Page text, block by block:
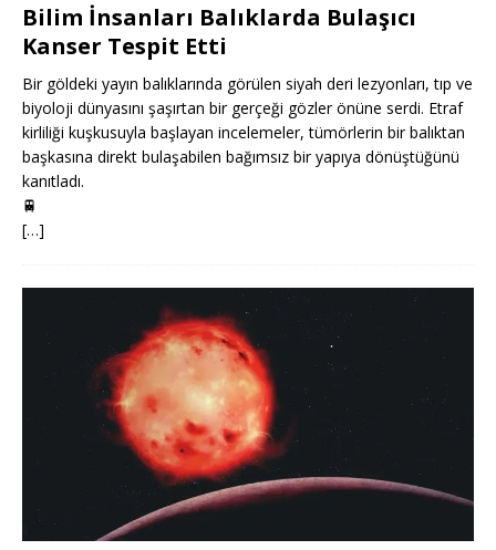
Bilim İnsanları Balıklarda Bulaşıcı
Kanser Tespit Etti
Bir göldeki yayın balıklarında görülen siyah deri lezyonları, tıp ve
biyoloji dünyasını şaşırtan bir gerçeği gözler önüne serdi. Etraf
kirliliği kuşkusuyla başlayan incelemeler, tümörlerin bir balıktan
başkasına direkt bulaşabilen bağımsız bir yapıya dönüştüğünü
kanıtladı.
🚆
[…]